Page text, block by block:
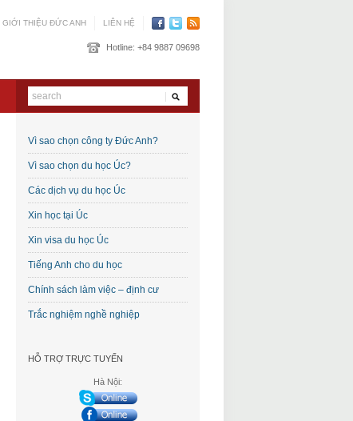
GIỚI THIỆU ĐỨC ANH LIÊN HỆ
Hotline: +84 9887 09698
Vì sao chọn công ty Đức Anh?
Vì sao chọn du học Úc?
Các dịch vụ du học Úc
Xin học tại Úc
Xin visa du học Úc
Tiếng Anh cho du học
Chính sách làm việc – định cư
Trắc nghiệm nghề nghiệp
HỖ TRỢ TRỰC TUYẾN
Hà Nội: